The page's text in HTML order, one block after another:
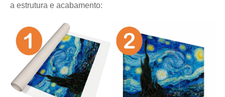
a estrutura e acabamento: